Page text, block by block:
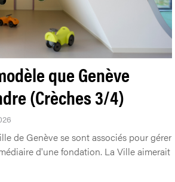
que Genève
(Crèches 3/4)
de Genève se sont associés pour gérer
d'une fondation. La Ville aimerait